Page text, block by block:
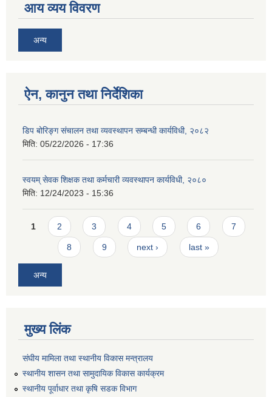
आय व्यय विवरण
अन्य
ऐन, कानुन तथा निर्देशिका
डिप बोरिङ्ग संचालन तथा व्यवस्थापन सम्बन्धी कार्यविधी, २०८२
मिति: 05/22/2026 - 17:36
स्वयम् सेवक शिक्षक तथा कर्मचारी व्यवस्थापन कार्यविधी, २०८०
मिति: 12/24/2023 - 15:36
Pages
1 2 3 4 5 6 7
8 9 next › last »
अन्य
मुख्य लिंक
संघीय मामिला तथा स्थानीय विकास मन्त्रालय
स्थानीय शासन तथा सामुदायिक विकास कार्यक्रम
स्थानीय पूर्वाधार तथा कृषि सडक विभाग